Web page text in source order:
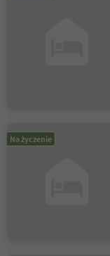
Na życzenie